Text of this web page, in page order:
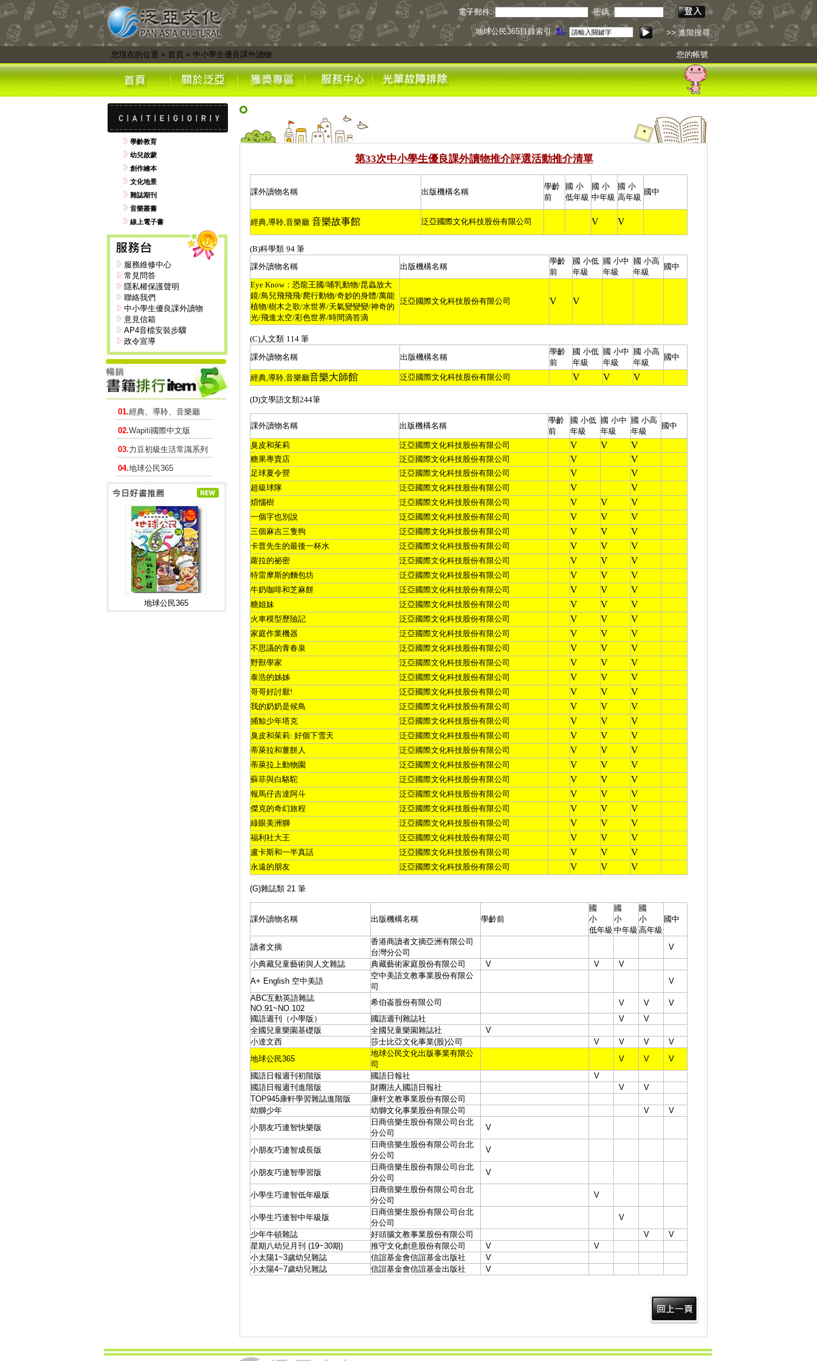
電子郵件: 密碼:
地球公民365目錄索引點我下載 >> 進階搜尋
您現在的位置 » 首頁» 中小學生優良課外讀物 您的帳號
學齡教育
幼兒啟蒙
創作繪本
文化地景
雜誌期刊
音樂叢書
線上電子書
服務維修中心
常見問答
隱私權保護聲明
聯絡我們
中小學生優良課外讀物
意見信箱
AP4音檔安裝步驟
政令宣導
01.經典、導聆、音樂廳
02.Wapiti國際中文版
03.力豆初級生活常識系列
04.地球公民365
地球公民365
第33次中小學生優良課外讀物推介評選活動推介清單
課外讀物名稱 出版機構名稱
學齡
前
國 小
低年級
國 小
中年級
國 小
高年級
國中
經典,導聆,音樂廳音樂故事館 泛亞國際文化科技股份有限公司 V V
(B)科學類 94 筆
課外讀物名稱
出版機構名稱
學齡
前
國 小低
年級
國 小中
年級
國 小高
年級
國中
Eye Know：恐龍王國/哺乳動物/昆蟲放大
鏡/鳥兒飛飛飛/爬行動物/奇妙的身體/萬能
植物/樹木之歌/水世界/天氣變變變/神奇的
光/飛進太空/彩色世界/時間滴答滴
泛亞國際文化科技股份有限公司 V V
(C)人文類 114 筆
課外讀物名稱
出版機構名稱
學齡
前
國 小低
年級
國 小中
年級
國 小高
年級
國中
經典,導聆,音樂廳音樂大師館 泛亞國際文化科技股份有限公司 V V V
(D)文學語文類244筆
課外讀物名稱 出版機構名稱
學齡
前
國 小低
年級
國 小中
年級
國 小高
年級
國中
臭皮和茱莉 泛亞國際文化科技股份有限公司 V V V
糖果專賣店 泛亞國際文化科技股份有限公司 V V
足球夏令營 泛亞國際文化科技股份有限公司 V V
超級球隊 泛亞國際文化科技股份有限公司 V V
煩惱樹 泛亞國際文化科技股份有限公司 V V V
一個字也別說 泛亞國際文化科技股份有限公司 V V V
三個麻吉三隻狗 泛亞國際文化科技股份有限公司 V V V
卡普先生的最後一杯水 泛亞國際文化科技股份有限公司 V V V
蘿拉的祕密 泛亞國際文化科技股份有限公司 V V V
特雷摩斯的麵包坊 泛亞國際文化科技股份有限公司 V V V
牛奶咖啡和芝麻餅 泛亞國際文化科技股份有限公司 V V V
糖姐妹 泛亞國際文化科技股份有限公司 V V V
火車模型歷險記 泛亞國際文化科技股份有限公司 V V V
家庭作業機器 泛亞國際文化科技股份有限公司 V V V
不思議的青春泉 泛亞國際文化科技股份有限公司 V V V
野獸學家 泛亞國際文化科技股份有限公司 V V V
泰浩的姊姊 泛亞國際文化科技股份有限公司 V V V
哥哥好討厭! 泛亞國際文化科技股份有限公司 V V V
我的奶奶是候鳥 泛亞國際文化科技股份有限公司 V V V
捕鯨少年塔克 泛亞國際文化科技股份有限公司 V V V
臭皮和茱莉: 好個下雪天 泛亞國際文化科技股份有限公司 V V V
蒂萊拉和薑餅人 泛亞國際文化科技股份有限公司 V V V
蒂萊拉上動物園 泛亞國際文化科技股份有限公司 V V V
蘇菲與白駱駝 泛亞國際文化科技股份有限公司 V V V
報馬仔吉達阿斗 泛亞國際文化科技股份有限公司 V V V
傑克的奇幻旅程 泛亞國際文化科技股份有限公司 V V V
綠眼美洲獅 泛亞國際文化科技股份有限公司 V V V
福利社大王 泛亞國際文化科技股份有限公司 V V V
盧卡斯和一半真話 泛亞國際文化科技股份有限公司 V V V
永遠的朋友 泛亞國際文化科技股份有限公司 V V V
(G)雜誌類 21 筆
課外讀物名稱 出版機構名稱 學齡前
國
小
低年級
國
小
中年級
國
小
高年級
國中
讀者文摘
香港商讀者文摘亞洲有限公司
台灣分公司
V
小典藏兒童藝術與人文雜誌
典藏藝術家庭股份有限公司 V V
V
A+ English 空中美語
空中美語文教事業股份有限公
司
V
ABC互動英語雜誌
NO.91~NO.102
希伯崙股份有限公司 V V
V
國語週刊（小學版）
國語週刊雜誌社 V
V
全國兒童樂園基礎版
全國兒童樂園雜誌社
V
小達文西
莎士比亞文化事業(股)公司 V V V
V
地球公民365
地球公民文化出版事業有限公
司
V V
V
國語日報週刊初階版
國語日報社
V
國語日報週刊進階版
財團法人國語日報社 V
V
TOP945康軒學習雜誌進階版
康軒文教事業股份有限公司
幼獅少年
幼獅文化事業股份有限公司 V
V
小朋友巧連智快樂版
日商倍樂生股份有限公司台北
分公司
V
小朋友巧連智成長版
日商倍樂生股份有限公司台北
分公司
V
小朋友巧連智學習版
日商倍樂生股份有限公司台北
分公司
V
小學生巧連智低年級版
日商倍樂生股份有限公司台北
分公司
V
小學生巧連智中年級版
日商倍樂生股份有限公司台北
分公司
V
少年牛頓雜誌
好頭腦文教事業股份有限公司 V
V
星期八幼兒月刊 (19~30期)
推守文化創意股份有限公司 V
V
小太陽1~3歲幼兒雜誌
信誼基金會信誼基金出版社
V
小太陽4~7歲幼兒雜誌
信誼基金會信誼基金出版社 V